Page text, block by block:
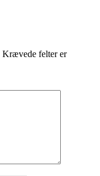
Krævede felter er